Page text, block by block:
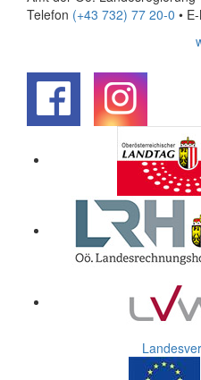
Telefon (+43 732) 77 20-0 •